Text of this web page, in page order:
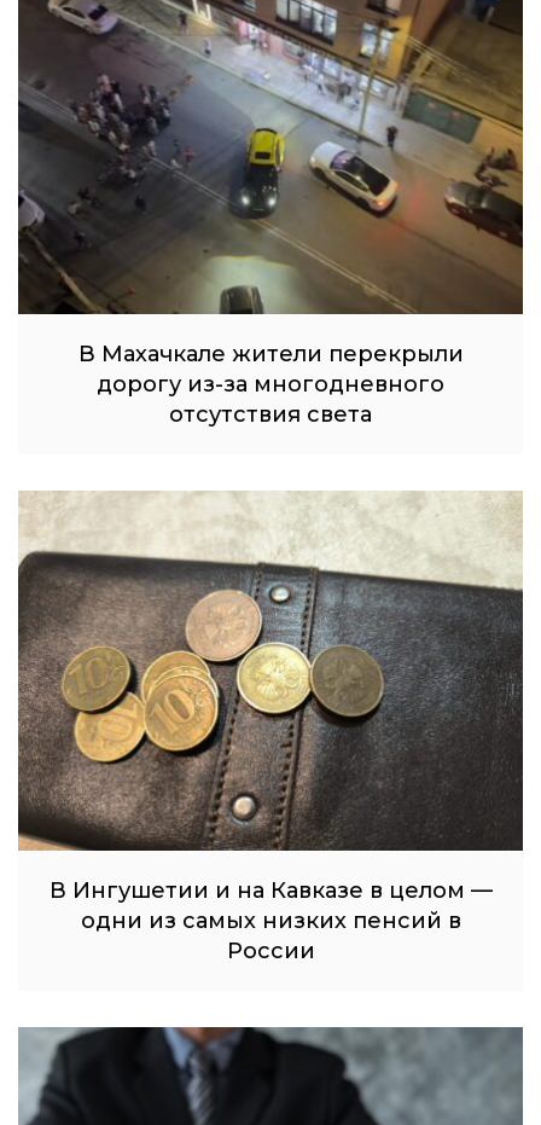
В Махачкале жители перекрыли
дорогу из-за многодневного
отсутствия света
В Ингушетии и на Кавказе в целом —
одни из самых низких пенсий в
России